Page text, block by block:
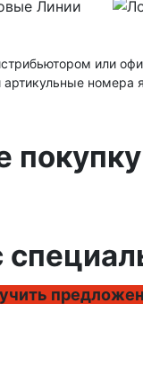
или
номера
покупку